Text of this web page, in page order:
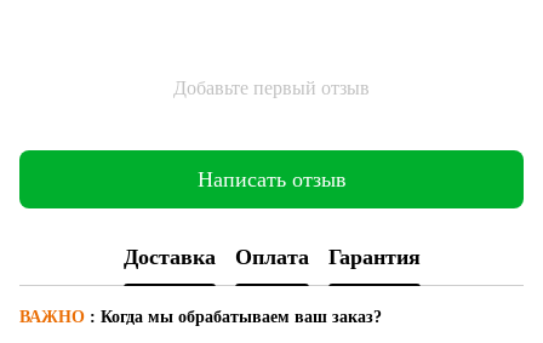
Добавьте первый отзыв
Написать отзыв
Доставка Оплата Гарантия
ВАЖНО : Когда мы обрабатываем ваш заказ?